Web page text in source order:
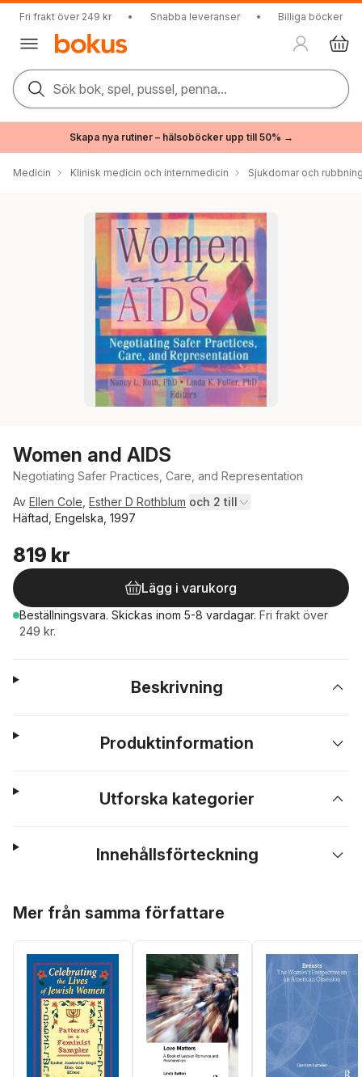
Fri frakt över 249 kr • Snabba leveranser • Billiga böcker
Sök bok, spel, pussel, penna...
Skapa nya rutiner – hälsoböcker upp till 50% →
Medicin Klinisk medicin och internmedicin Sjukdomar och
Women and AIDS
Negotiating Safer Practices, Care, and Representation
Av Ellen Cole Esther D Rothblum och 2 till
Häftad, Engelska, 1997
819 kr
Lägg i varukorg
Beställningsvara. Skickas inom 5-8 vardagar. Fri frakt över
249 kr.
Beskrivning
Produktinformation
Utforska kategorier
Innehållsförteckning
Mer från samma författare